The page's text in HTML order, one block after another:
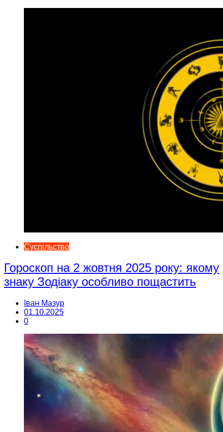
Суспільство
Гороскоп на 2 жовтня 2025 року: якому
знаку Зодіаку особливо пощастить
Іван Мазур
01.10.2025
0